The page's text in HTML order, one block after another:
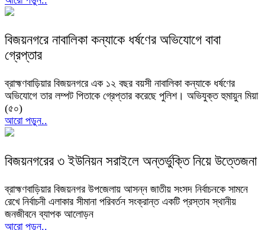
বিজয়নগরে নাবালিকা কন্যাকে ধর্ষণের অভিযোগে বাবা
গ্রেপ্তার
ব্রাহ্মণবাড়িয়ার বিজয়নগরে এক ১২ বছর বয়সী নাবালিকা কন্যাকে ধর্ষণের
অভিযোগে তার লম্পট পিতাকে গ্রেপ্তার করেছে পুলিশ। অভিযুক্ত হুমায়ুন মিয়া
(৫০)
আরো পড়ুন..
বিজয়নগরের ৩ ইউনিয়ন সরাইলে অন্তর্ভুক্তি নিয়ে উত্তেজনা
ব্রাহ্মণবাড়িয়ার বিজয়নগর উপজেলায় আসন্ন জাতীয় সংসদ নির্বাচনকে সামনে
রেখে নির্বাচনী এলাকার সীমানা পরিবর্তন সংক্রান্ত একটি প্রস্তাব স্থানীয়
জনজীবনে ব্যাপক আলোড়ন
আরো পড়ুন..